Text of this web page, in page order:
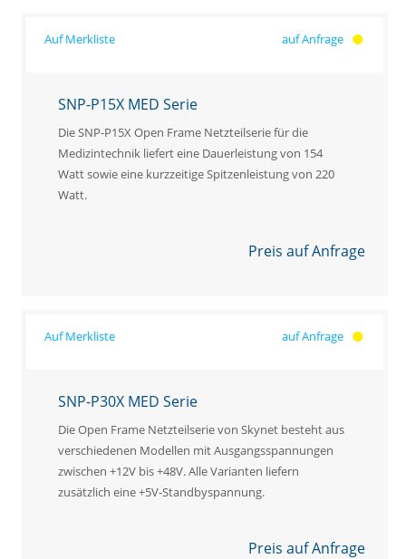
auf Anfrage
SNP-P15X MED Serie
Die SNP-P15X Open Frame Netzteilserie für die
Medizintechnik liefert eine Dauerleistung von 154
Watt sowie eine kurzzeitige Spitzenleistung von 220
Watt.
Preis auf Anfrage
auf Anfrage
SNP-P30X MED Serie
Die Open Frame Netzteilserie von Skynet besteht aus
verschiedenen Modellen mit Ausgangsspannungen
zwischen +12V bis +48V. Alle Varianten liefern
zusätzlich eine +5V-Standbyspannung.
Preis auf Anfrage